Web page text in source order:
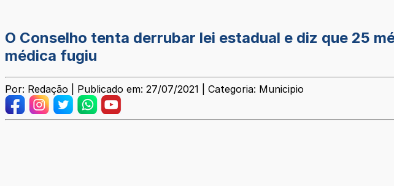
O Conselho tenta derrubar lei estadual e diz que 25
médica fugiu
Por: Redação | Publicado em: 27/07/2021 | Categoria: Municipio